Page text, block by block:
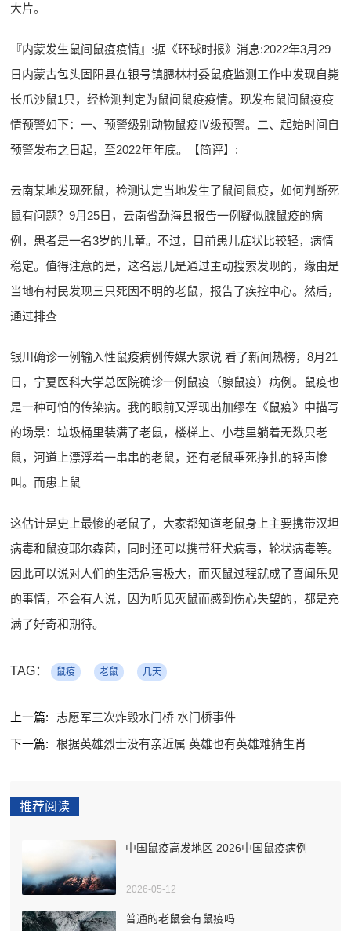
大片。
『内蒙发生鼠间鼠疫疫情』:据《环球时报》消息:2022年3月29
日内蒙古包头固阳县在银号镇腮林村委鼠疫监测工作中发现自毙
长爪沙鼠1只，经检测判定为鼠间鼠疫疫情。现发布鼠间鼠疫疫
情预警如下：一、预警级别动物鼠疫Ⅳ级预警。二、起始时间自
预警发布之日起，至2022年年底。【简评】:
云南某地发现死鼠，检测认定当地发生了鼠间鼠疫，如何判断死
鼠有问题？9月25日，云南省勐海县报告一例疑似腺鼠疫的病
例，患者是一名3岁的儿童。不过，目前患儿症状比较轻，病情
稳定。值得注意的是，这名患儿是通过主动搜索发现的，缘由是
当地有村民发现三只死因不明的老鼠，报告了疾控中心。然后，
通过排查
银川确诊一例输入性鼠疫病例传媒大家说 看了新闻热榜，8月21
日，宁夏医科大学总医院确诊一例鼠疫（腺鼠疫）病例。鼠疫也
是一种可怕的传染病。我的眼前又浮现出加缪在《鼠疫》中描写
的场景：垃圾桶里装满了老鼠，楼梯上、小巷里躺着无数只老
鼠，河道上漂浮着一串串的老鼠，还有老鼠垂死挣扎的轻声惨
叫。而患上鼠
这估计是史上最惨的老鼠了，大家都知道老鼠身上主要携带汉坦
病毒和鼠疫耶尔森菌，同时还可以携带狂犬病毒，轮状病毒等。
因此可以说对人们的生活危害极大，而灭鼠过程就成了喜闻乐见
的事情，不会有人说，因为听见灭鼠而感到伤心失望的，都是充
满了好奇和期待。
TAG： 鼠疫 老鼠 几天
上一篇:
志愿军三次炸毁水门桥 水门桥事件
下一篇:
根据英雄烈士没有亲近属 英雄也有英雄难猜生肖
推荐阅读
中国鼠疫高发地区 2026中国鼠疫病例
2026-05-12
普通的老鼠会有鼠疫吗